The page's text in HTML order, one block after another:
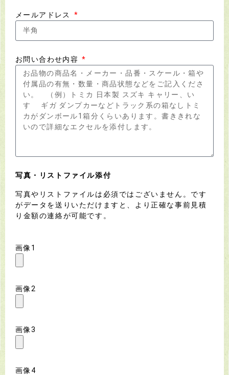
メールアドレス
お問い合わせ内容
写真・リストファイル添付
写真やリストファイルは必須ではございません。です
がデータを送りいただけますと、より正確な事前見積
り金額の連絡が可能です。
画像1
画像2
画像3
画像4